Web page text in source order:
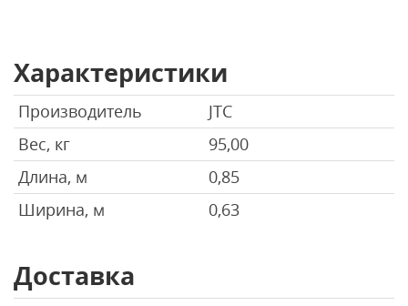
Характеристики
Производитель
JTC
Вес, кг
95,00
Длина, м
0,85
Ширина, м
0,63
Доставка